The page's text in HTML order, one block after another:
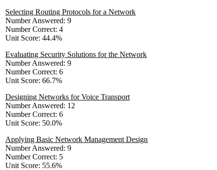
Selecting Routing Protocols for a Network
Number Answered: 9
Number Correct: 4
Unit Score: 44.4%
Evaluating Security Solutions for the Network
Number Answered: 9
Number Correct: 6
Unit Score: 66.7%
Designing Networks for Voice Transport
Number Answered: 12
Number Correct: 6
Unit Score: 50.0%
Applying Basic Network Management Design
Number Answered: 9
Number Correct: 5
Unit Score: 55.6%